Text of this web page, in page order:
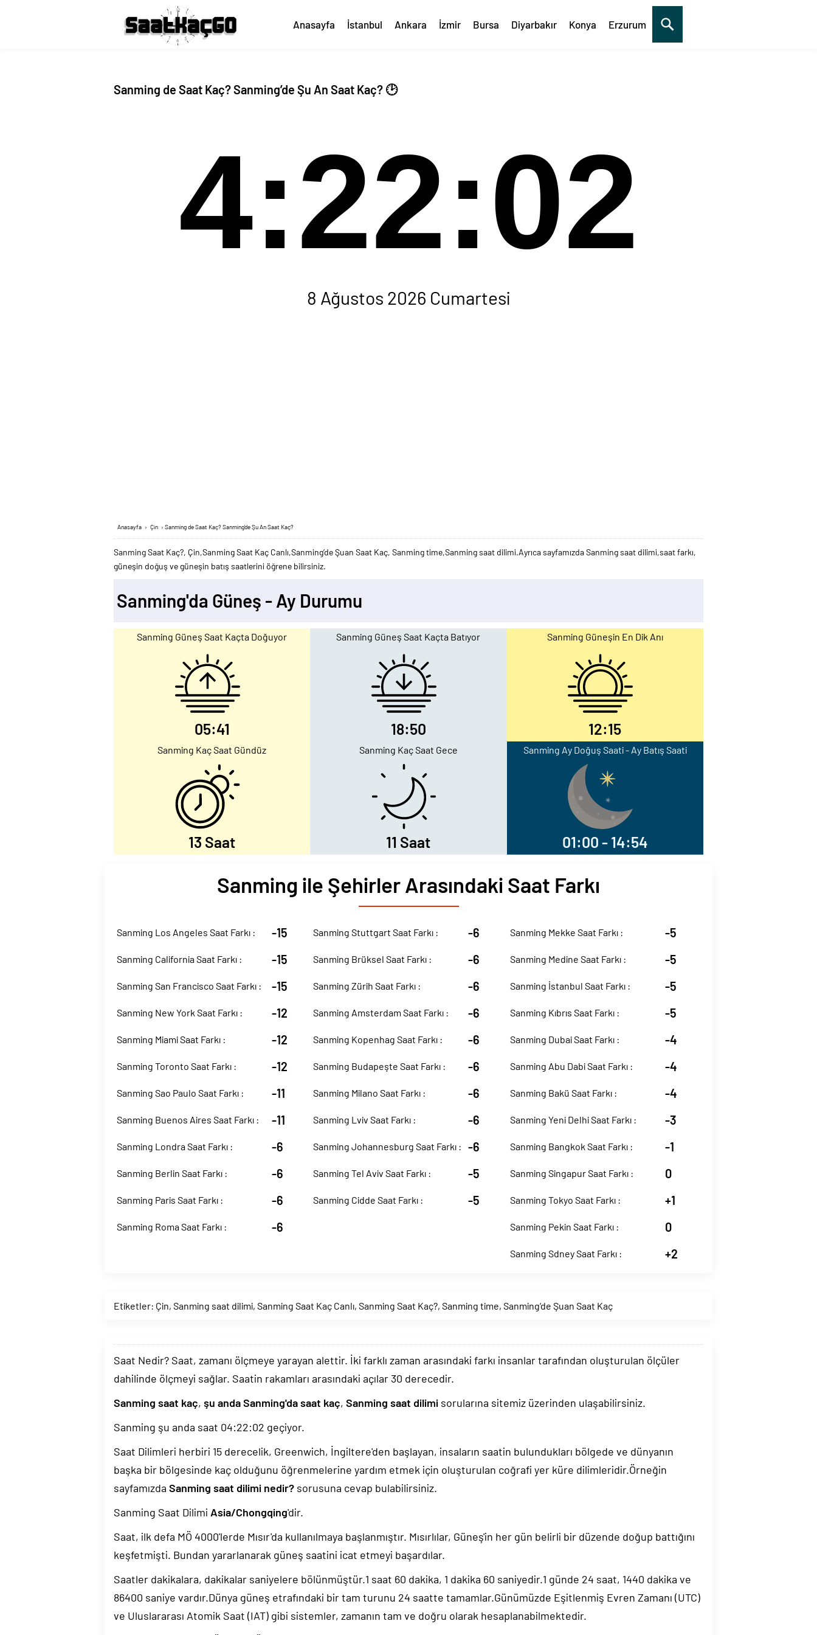
Anasayfa İstanbul Ankara İzmir Bursa Diyarbakır Konya Erzurum
Sanming de Saat Kaç? Sanming’de Şu An Saat Kaç? 🕑
4:22:03
8 Ağustos 2026 Cumartesi
Anasayfa › Çin › Sanming de Saat Kaç? Sanming’de Şu An Saat Kaç?
Sanming Saat Kaç?, Çin,Sanming Saat Kaç Canlı,Sanming’de Şuan Saat Kaç, Sanming time,Sanming saat dilimi.Ayrıca sayfamızda Sanming saat dilimi,saat farkı,
güneşin doğuş ve güneşin batış saatlerini öğrene bilirsiniz.
Sanming'da Güneş - Ay Durumu
Sanming Güneş Saat Kaçta Doğuyor
05:41
Sanming Güneş Saat Kaçta Batıyor
18:50
Sanming Güneşin En Dik Anı
12:15
Sanming Kaç Saat Gündüz
13 Saat
Sanming Kaç Saat Gece
11 Saat
Sanming Ay Doğuş Saati - Ay Batış Saati
01:00 - 14:54
Sanming ile Şehirler Arasındaki Saat Farkı
Sanming Los Angeles Saat Farkı : -15
Sanming California Saat Farkı : -15
Sanming San Francisco Saat Farkı : -15
Sanming New York Saat Farkı : -12
Sanming Miami Saat Farkı : -12
Sanming Toronto Saat Farkı : -12
Sanming Sao Paulo Saat Farkı : -11
Sanming Buenos Aires Saat Farkı : -11
Sanming Londra Saat Farkı : -6
Sanming Berlin Saat Farkı : -6
Sanming Paris Saat Farkı : -6
Sanming Roma Saat Farkı : -6
Sanming Stuttgart Saat Farkı : -6
Sanming Brüksel Saat Farkı : -6
Sanming Zürih Saat Farkı : -6
Sanming Amsterdam Saat Farkı : -6
Sanming Kopenhag Saat Farkı : -6
Sanming Budapeşte Saat Farkı : -6
Sanming Milano Saat Farkı : -6
Sanming Lviv Saat Farkı : -6
Sanming Johannesburg Saat Farkı : -6
Sanming Tel Aviv Saat Farkı : -5
Sanming Cidde Saat Farkı : -5
Sanming Mekke Saat Farkı : -5
Sanming Medine Saat Farkı : -5
Sanming İstanbul Saat Farkı : -5
Sanming Kıbrıs Saat Farkı : -5
Sanming Dubai Saat Farkı : -4
Sanming Abu Dabi Saat Farkı : -4
Sanming Bakü Saat Farkı : -4
Sanming Yeni Delhi Saat Farkı : -3
Sanming Bangkok Saat Farkı : -1
Sanming Singapur Saat Farkı : 0
Sanming Tokyo Saat Farkı : +1
Sanming Pekin Saat Farkı : 0
Sanming Sdney Saat Farkı : +2
Etiketler: Çin, Sanming saat dilimi, Sanming Saat Kaç Canlı, Sanming Saat Kaç?, Sanming time, Sanming’de Şuan Saat Kaç
Saat Nedir? Saat, zamanı ölçmeye yarayan alettir. İki farklı zaman arasındaki farkı insanlar tarafından oluşturulan ölçüler
dahilinde ölçmeyi sağlar. Saatin rakamları arasındaki açılar 30 derecedir.
Sanming saat kaç, şu anda Sanming'da saat kaç, Sanming saat dilimi sorularına sitemiz üzerinden ulaşabilirsiniz.
Sanming şu anda saat 04:22:03 geçiyor.
Saat Dilimleri herbiri 15 derecelik, Greenwich, İngiltere'den başlayan, insaların saatin bulundukları bölgede ve dünyanın
başka bir bölgesinde kaç olduğunu öğrenmelerine yardım etmek için oluşturulan coğrafi yer küre dilimleridir.Örneğin
sayfamızda Sanming saat dilimi nedir? sorusuna cevap bulabilirsiniz.
Sanming Saat Dilimi Asia/Chongqing'dir.
Saat, ilk defa MÖ 4000'lerde Mısır'da kullanılmaya başlanmıştır. Mısırlılar, Güneş'in her gün belirli bir düzende doğup battığını
keşfetmişti. Bundan yararlanarak güneş saatini icat etmeyi başardılar.
Saatler dakikalara, dakikalar saniyelere bölünmüştür.1 saat 60 dakika, 1 dakika 60 saniyedir.1 günde 24 saat, 1440 dakika ve
86400 saniye vardır.Dünya güneş etrafındaki bir tam turunu 24 saatte tamamlar.Günümüzde Eşitlenmiş Evren Zamanı (UTC)
ve Uluslararası Atomik Saat (IAT) gibi sistemler, zamanın tam ve doğru olarak hesaplanabilmektedir.